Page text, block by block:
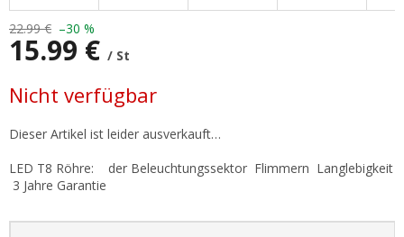
22.99 € –30 %
15.99 € / St
Nicht verfügbar
Dieser Artikel ist leider ausverkauft…
LED T8 Röhre: der Beleuchtungssektor Flimmern Langlebigkeit
3 Jahre Garantie